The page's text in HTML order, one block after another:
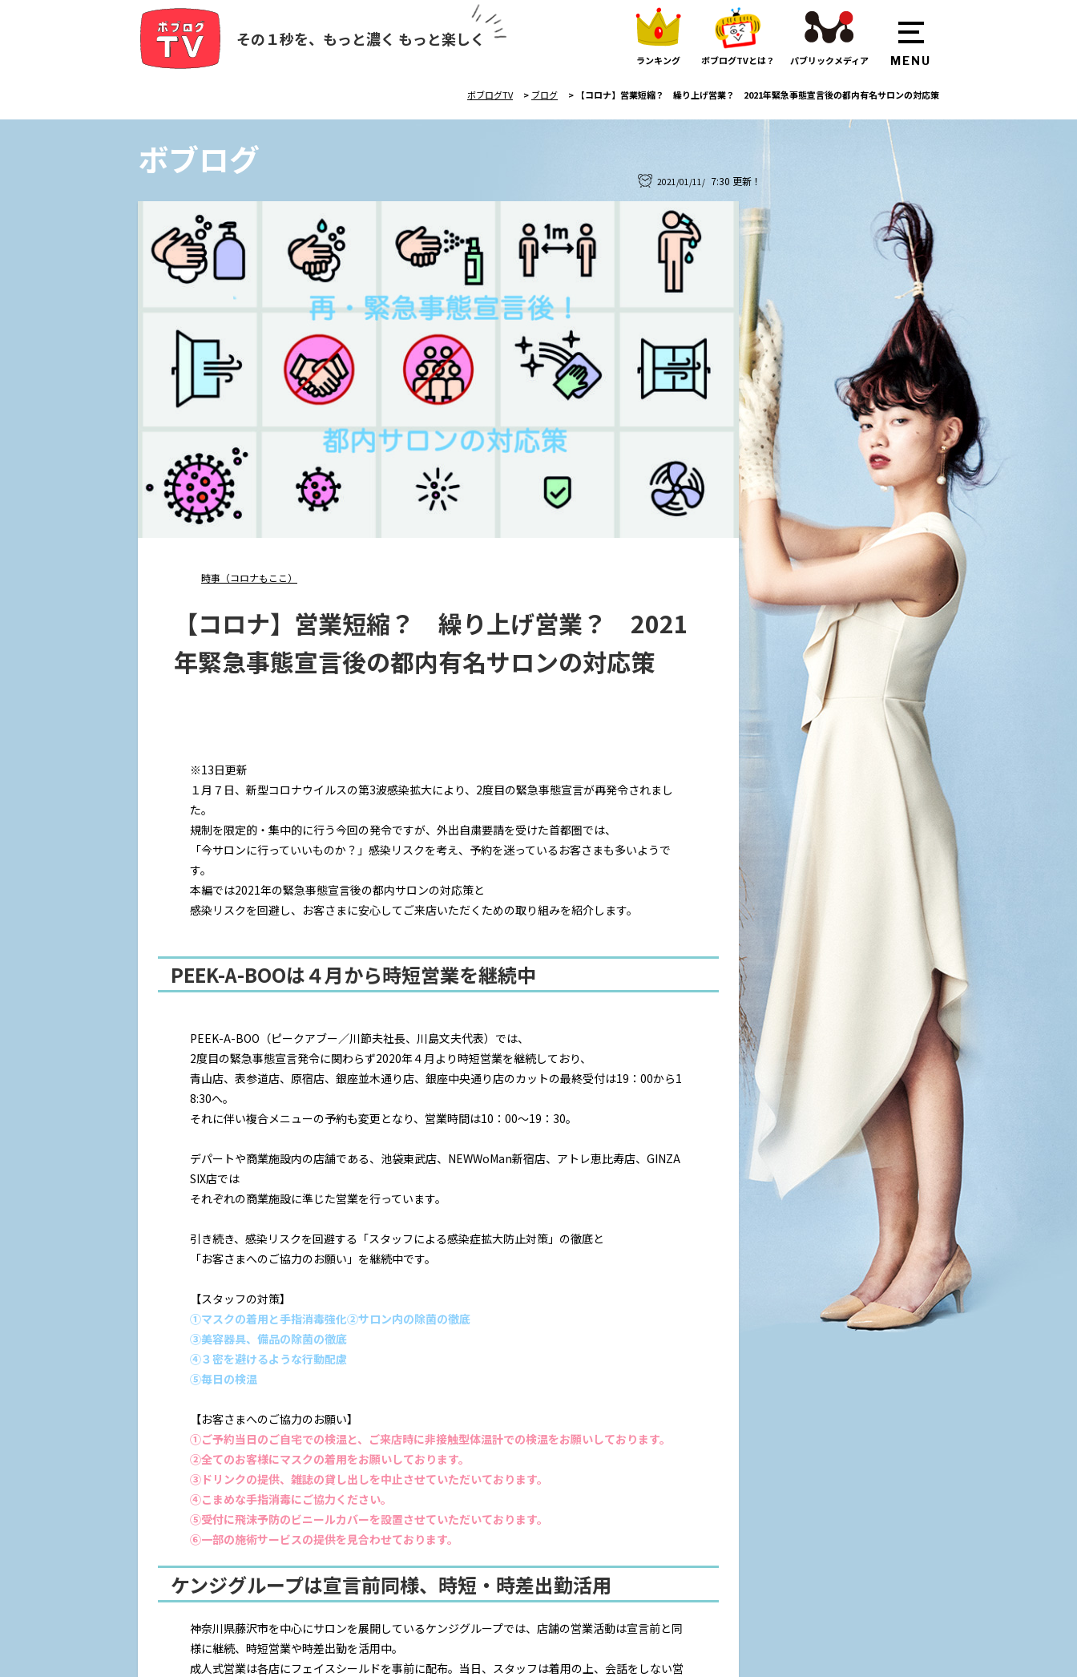
その１秒を、もっと濃く もっと楽しく
ランキング ボブログTVとは？ パブリックメディア
ボブログTV > ブログ > 【コロナ】営業短縮？ 繰り上げ営業？ 2021年緊急事態宣言後の都内有名サロンの対応策
ボブログ
2021/01/11/ 7:30 更新！
時事（コロナもここ）
【コロナ】営業短縮？ 繰り上げ営業？ 2021
年緊急事態宣言後の都内有名サロンの対応策
※13日更新
１月７日、新型コロナウイルスの第3波感染拡大により、2度目の緊急事態宣言が再発令されまし
た。
規制を限定的・集中的に行う今回の発令ですが、外出自粛要請を受けた首都圏では、
「今サロンに行っていいものか？」感染リスクを考え、予約を迷っているお客さまも多いようで
す。
本編では2021年の緊急事態宣言後の都内サロンの対応策と
感染リスクを回避し、お客さまに安心してご来店いただくための取り組みを紹介します。
PEEK-A-BOOは４月から時短営業を継続中
PEEK-A-BOO（ピークアブー／川節夫社長、川島文夫代表）では、
2度目の緊急事態宣言発令に関わらず2020年４月より時短営業を継続しており、
青山店、表参道店、原宿店、銀座並木通り店、銀座中央通り店のカットの最終受付は19：00から1
8:30へ。
それに伴い複合メニューの予約も変更となり、営業時間は10：00〜19：30。
デパートや商業施設内の店舗である、池袋東武店、NEWWoMan新宿店、アトレ恵比寿店、GINZA
SIX店では
それぞれの商業施設に準じた営業を行っています。
引き続き、感染リスクを回避する「スタッフによる感染症拡大防止対策」の徹底と
「お客さまへのご協力のお願い」を継続中です。
【スタッフの対策】
①マスクの着用と手指消毒強化②サロン内の除菌の徹底
③美容器具、備品の除菌の徹底
④３密を避けるような行動配慮
⑤毎日の検温
【お客さまへのご協力のお願い】
①ご予約当日のご自宅での検温と、ご来店時に非接触型体温計での検温をお願いしております。
②全てのお客様にマスクの着用をお願いしております。
③ドリンクの提供、雑誌の貸し出しを中止させていただいております。
④こまめな手指消毒にご協力ください。
⑤受付に飛沫予防のビニールカバーを設置させていただいております。
⑥一部の施術サービスの提供を見合わせております。
ケンジグループは宣言前同様、時短・時差出勤活用
神奈川県藤沢市を中心にサロンを展開しているケンジグループでは、店舗の営業活動は宣言前と同
様に継続、時短営業や時差出勤を活用中。
成人式営業は各店にフェイスシールドを事前に配布。当日、スタッフは着用の上、会話をしない営